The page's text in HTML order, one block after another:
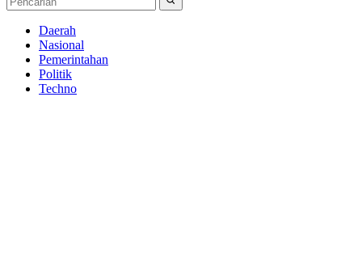
Daerah
Nasional
Pemerintahan
Politik
Techno